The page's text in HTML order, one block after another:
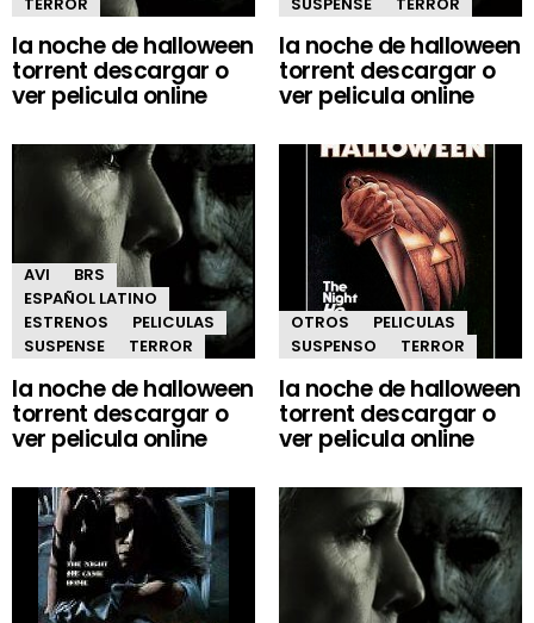
la noche de halloween
torrent descargar o
ver pelicula online
la noche de halloween
torrent descargar o
ver pelicula online
AVI
BRS
ESPAÑOL LATINO
ESTRENOS
PELICULAS
SUSPENSE
TERROR
la noche de halloween
torrent descargar o
ver pelicula online
OTROS
PELICULAS
SUSPENSO
TERROR
la noche de halloween
torrent descargar o
ver pelicula online